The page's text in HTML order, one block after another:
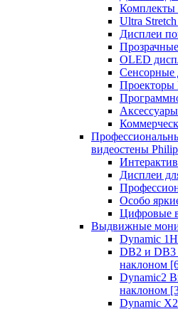
Комплекты
Ultra
Дисплеи
OLED
Сенсорные
Проекторы
видеостены
Дисплеи
Особо
Цифровые
Выдвижные
Dynamic
DB2 и
наклоном
Dynamic2
наклоном
Dynamic